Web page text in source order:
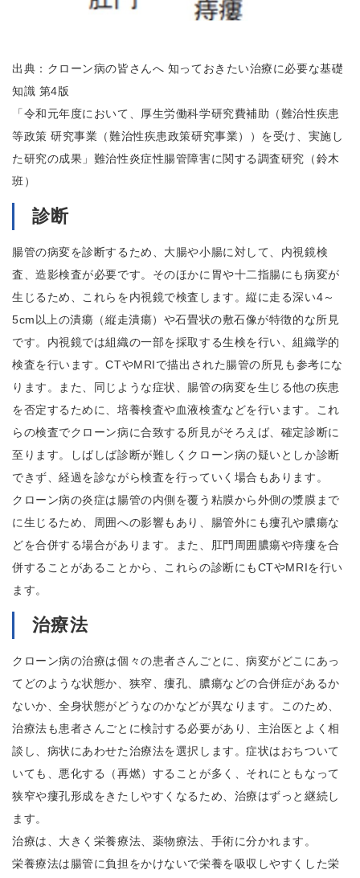
出典：クローン病の皆さんへ 知っておきたい治療に必要な基礎
知識 第4版
「令和元年度において、厚生労働科学研究費補助（難治性疾患
等政策 研究事業（難治性疾患政策研究事業））を受け、実施し
た研究の成果」難治性炎症性腸管障害に関する調査研究（鈴木
班）
診断
腸管の病変を診断するため、大腸や小腸に対して、内視鏡検
査、造影検査が必要です。そのほかに胃や十二指腸にも病変が
生じるため、これらを内視鏡で検査します。縦に走る深い4～
5cm以上の潰瘍（縦走潰瘍）や石畳状の敷石像が特徴的な所見
です。内視鏡では組織の一部を採取する生検を行い、組織学的
検査を行います。CTやMRIで描出された腸管の所見も参考にな
ります。また、同じような症状、腸管の病変を生じる他の疾患
を否定するために、培養検査や血液検査などを行います。これ
らの検査でクローン病に合致する所見がそろえば、確定診断に
至ります。しばしば診断が難しくクローン病の疑いとしか診断
できず、経過を診ながら検査を行っていく場合もあります。
クローン病の炎症は腸管の内側を覆う粘膜から外側の漿膜まで
に生じるため、周囲への影響もあり、腸管外にも瘻孔や膿瘍な
どを合併する場合があります。また、肛門周囲膿瘍や痔瘻を合
併することがあることから、これらの診断にもCTやMRIを行い
ます。
治療法
クローン病の治療は個々の患者さんごとに、病変がどこにあっ
てどのような状態か、狭窄、瘻孔、膿瘍などの合併症があるか
ないか、全身状態がどうなのかなどが異なります。このため、
治療法も患者さんごとに検討する必要があり、主治医とよく相
談し、病状にあわせた治療法を選択します。症状はおちついて
いても、悪化する（再燃）することが多く、それにともなって
狭窄や瘻孔形成をきたしやすくなるため、治療はずっと継続し
ます。
治療は、大きく栄養療法、薬物療法、手術に分かれます。
栄養療法は腸管に負担をかけないで栄養を吸収しやすくした栄